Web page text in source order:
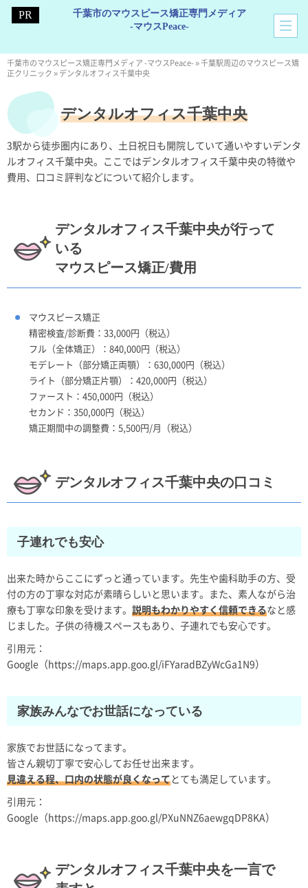
千葉市のマウスピース矯正専門メディア
-マウスPeace-
千葉市のマウスピース矯正専門メディア -マウスPeace-»千葉駅周辺のマウスピース矯
正クリニック»デンタルオフィス千葉中央
デンタルオフィス千葉中央
3駅から徒歩圏内にあり、土日祝日も開院していて通いやすいデンタ
ルオフィス千葉中央。ここではデンタルオフィス千葉中央の特徴や
費用、口コミ評判などについて紹介します。
デンタルオフィス千葉中央が行って
いる
マウスピース矯正/費用
マウスピース矯正
精密検査/診断費：33,000円（税込）
フル（全体矯正）：840,000円（税込）
モデレート（部分矯正両顎）：630,000円（税込）
ライト（部分矯正片顎）：420,000円（税込）
ファースト：450,000円（税込）
セカンド：350,000円（税込）
矯正期間中の調整費：5,500円/月（税込）
デンタルオフィス千葉中央の口コミ
子連れでも安心
出来た時からここにずっと通っています。先生や歯科助手の方、受
付の方の丁寧な対応が素晴らしいと思います。また、素人ながら治
療も丁寧な印象を受けます。 説明もわかりやすく信頼できるなと感
じました。子供の待機スペースもあり、子連れでも安心です。
引用元：
Google（https://maps.app.goo.gl/iFYaradBZyWcGa1N9）
家族みんなでお世話になっている
家族でお世話になってます。
皆さん親切丁寧で安心してお任せ出来ます。
見違える程、口内の状態が良くなってとても満足しています。
引用元：
Google（https://maps.app.goo.gl/PXuNNZ6aewgqDP8KA）
デンタルオフィス千葉中央を一言で